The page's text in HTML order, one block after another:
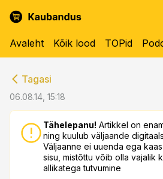
Avaleht Kõik lood TOPid
Tagasi
06.08.14, 15:18
Tähelepanu! Artikkel on
ning kuulub väljaande
Väljaanne ei uuenda ega
sisu, mistõttu võib olla vajalik
allikatega tutvumine